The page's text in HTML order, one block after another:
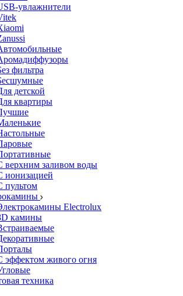
увлажнители
фильтра
детской
квартиры
верхним заливом воды
ионизацией
пультом
Electrolux
камины
эффектом живого огня
техника